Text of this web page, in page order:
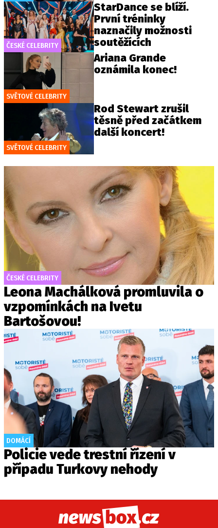
ČESKÉ CELEBRITY
StarDance se blíží.
První tréninky
naznačily možnosti
soutěžících
SVĚTOVÉ CELEBRITY
Ariana Grande
oznámila konec!
SVĚTOVÉ CELEBRITY
Rod Stewart zrušil
těsně před začátkem
další koncert!
ČESKÉ CELEBRITY
Leona Machálková promluvila o
vzpomínkách na Ivetu
Bartošovou!
DOMÁCÍ
Policie vede trestní řízení v
případu Turkovy nehody